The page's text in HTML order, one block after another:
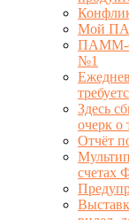
Мой
ПАММ-
№1
Здесь
очерк о
Отчёт
счетах